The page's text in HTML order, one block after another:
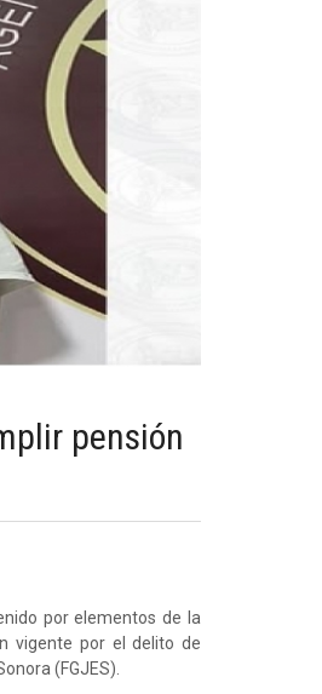
pensión
por elementos de la
vigente por el delito de
(FGJES).